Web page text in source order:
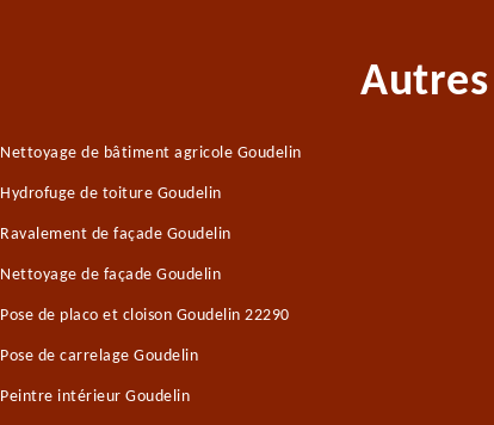
Nettoyage de bâtiment agricole Goudelin
Hydrofuge de toiture Goudelin
Ravalement de façade Goudelin
Nettoyage de façade Goudelin
Pose de placo et cloison Goudelin 22290
Pose de carrelage Goudelin
Peintre intérieur Goudelin